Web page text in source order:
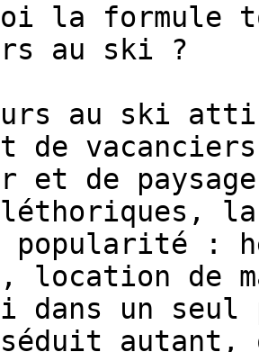
la formule
au ski ?
au ski
de
et de
popularité :
location de
dans un seul
autant,